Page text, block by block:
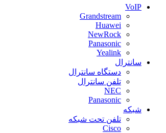
VoIP
Grandstream
Huawei
NewRock
Panasonic
Yealink
سانترال
دستگاه سانترال
تلفن سانترال
NEC
Panasonic
شبکه
تلفن تحت شبکه
Cisco